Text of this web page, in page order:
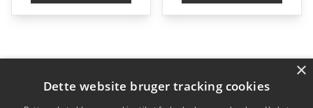
Varekategorier
Produkter
×
Dette website bruger tracking cookies